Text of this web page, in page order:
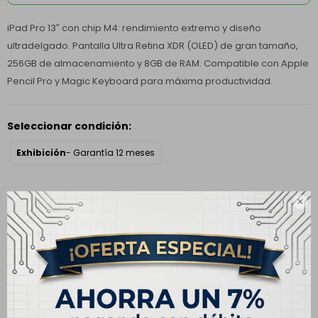

iPad Pro 13″ con chip M4: rendimiento extremo y diseño
ultradelgado. Pantalla Ultra Retina XDR (OLED) de gran tamaño,
256GB de almacenamiento y 8GB de RAM. Compatible con Apple
Pencil Pro y Magic Keyboard para máxima productividad.
Seleccionar condición:
Exhibición- Garantía 12 meses
Envíos
Cambios y Devoluciones
Medios de pago